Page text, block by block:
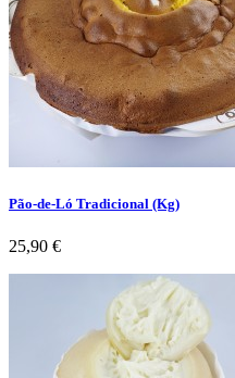
Pão-de-Ló Tradicional (Kg)
Preço
25,90 €